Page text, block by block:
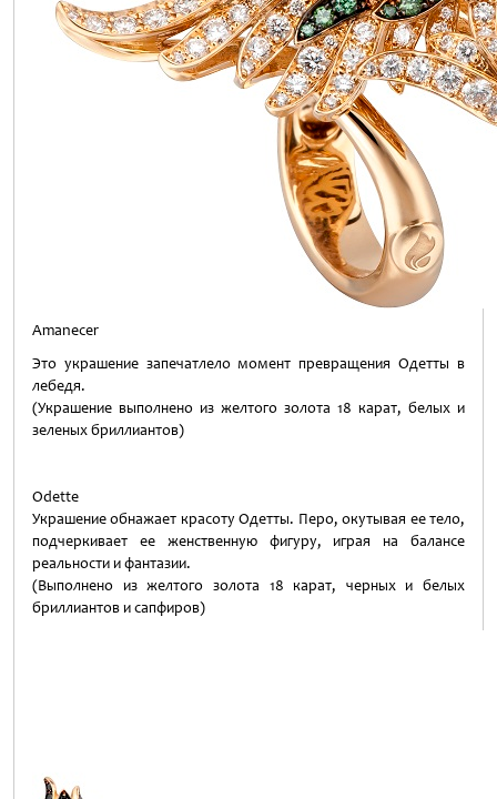
Amanecer
Это украшение запечатлело момент превращения Одетты в
лебедя.
(Украшение выполнено из желтого золота 18 карат, белых и
зеленых бриллиантов)
Odette
Украшение обнажает красоту Одетты. Перо, окутывая ее тело,
подчеркивает ее женственную фигуру, играя на балансе
реальности и фантазии.
(Выполнено из желтого золота 18 карат, черных и белых
бриллиантов и сапфиров)